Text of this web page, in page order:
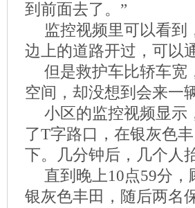
到前面去了。”
监控视频里可以看到
边上的道路开过，可以
但是救护车比轿车宽
空间，却没想到会来一
小区的监控视频显示
了T字路口，在银灰色
下。几分钟后，几个人
直到晚上10点59分
银灰色丰田，随后两名